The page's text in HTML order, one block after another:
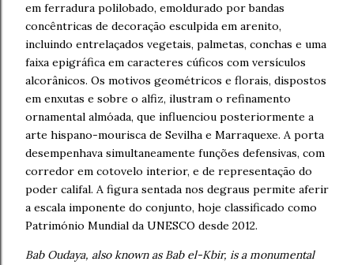
em ferradura polilobado, emoldurado por bandas
concêntricas de decoração esculpida em arenito,
incluindo entrelaçados vegetais, palmetas, conchas e uma
faixa epigráfica em caracteres cúficos com versículos
alcorânicos. Os motivos geométricos e florais, dispostos
em enxutas e sobre o alfiz, ilustram o refinamento
ornamental almóada, que influenciou posteriormente a
arte hispano-mourisca de Sevilha e Marraquexe. A porta
desempenhava simultaneamente funções defensivas, com
corredor em cotovelo interior, e de representação do
poder califal. A figura sentada nos degraus permite aferir
a escala imponente do conjunto, hoje classificado como
Património Mundial da UNESCO desde 2012.
Bab Oudaya, also known as Bab el-Kbir, is a monumental